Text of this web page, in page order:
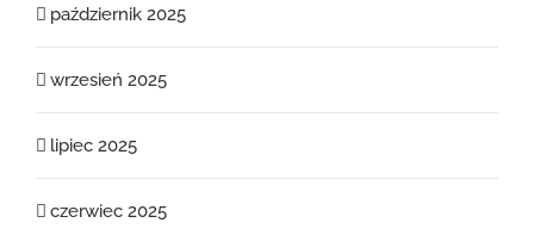
październik 2025
wrzesień 2025
lipiec 2025
czerwiec 2025